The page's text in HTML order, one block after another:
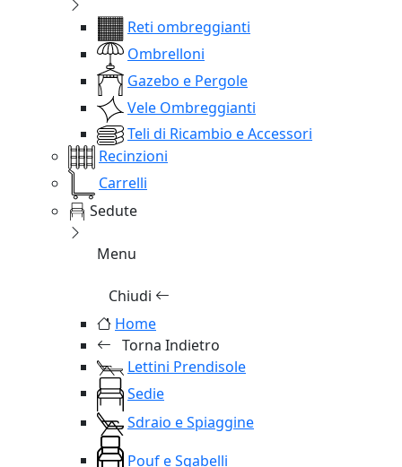
Reti ombreggianti
Ombrelloni
Gazebo e Pergole
Vele Ombreggianti
Teli di Ricambio e Accessori
Recinzioni
Carrelli
Sedute
Menu
Chiudi
Home
Torna Indietro
Lettini Prendisole
Sedie
Sdraio e Spiaggine
Pouf e Sgabelli